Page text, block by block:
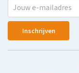
Inschrijven